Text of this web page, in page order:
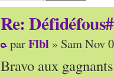
Re:
parFlbl » Sam Nov
Bravo aux